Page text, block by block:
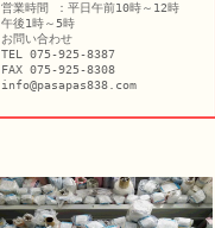
営業時間 ：平日午前10時～12時
午後1時～5時
お問い合わせ
TEL 075-925-8387
FAX 075-925-8308
info@pasapas838.com